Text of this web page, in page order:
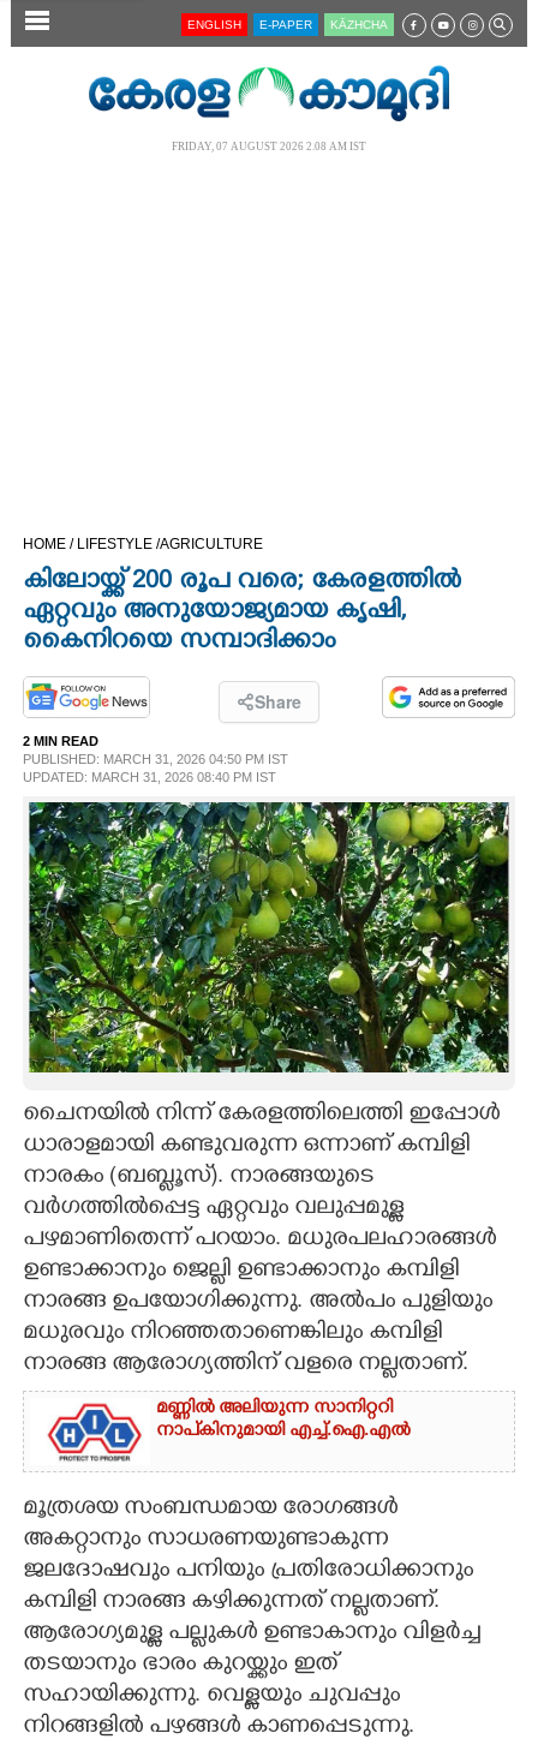
SECTIONS
OPINION
PHOTOS
LIFESTYLE
SPIRITUAL
INFO+
ART
ASTRO
CARTOONS
LITERATURE
CONTACT US
ENGLISH E-PAPER KĀZHCHA
FRIDAY, 07 AUGUST 2026 2.08 AM IST
HOME / LIFESTYLE /AGRICULTURE
കിലോയ്ക്ക് 200 രൂപ വരെ; കേരളത്തിൽ
ഏറ്റവും അനുയോജ്യമായ കൃഷി,
കെെനിറയെ സമ്പാദിക്കാം
Share
2 MIN READ
PUBLISHED: MARCH 31, 2026 04:50 PM IST
UPDATED: MARCH 31, 2026 08:40 PM IST
ചെെനയിൽ നിന്ന് കേരളത്തിലെത്തി ഇപ്പോൾ
ധാരാളമായി കണ്ടുവരുന്ന ഒന്നാണ് കമ്പിളി
നാരകം (ബബ്ലൂസ്). നാരങ്ങയുടെ
വർഗത്തിൽപ്പെട്ട ഏറ്റവും വലുപ്പമുള്ള
പഴമാണിതെന്ന് പറയാം. മധുരപലഹാരങ്ങൾ
ഉണ്ടാക്കാനും ജെല്ലി ഉണ്ടാക്കാനും കമ്പിളി
നാരങ്ങ ഉപയോഗിക്കുന്നു. അൽപം പുളിയും
മധുരവും നിറഞ്ഞതാണെങ്കിലും കമ്പിളി
നാരങ്ങ ആരോഗ്യത്തിന് വളരെ നല്ലതാണ്.
മണ്ണിൽ അലിയുന്ന സാനിറ്ററി
നാപ്കിനുമായി എച്ച്.ഐ.എൽ
മൂത്രശയ സംബന്ധമായ രോഗങ്ങൾ
അകറ്റാനും സാധരണയുണ്ടാകുന്ന
ജലദോഷവും പനിയും പ്രതിരോധിക്കാനും
കമ്പിളി നാരങ്ങ കഴിക്കുന്നത് നല്ലതാണ്.
ആരോഗ്യമുള്ള പല്ലുകൾ ഉണ്ടാകാനും വിളർച്ച
തടയാനും ഭാരം കുറയ്ക്കും ഇത്
സഹായിക്കുന്നു. വെള്ളയും ചുവപ്പും
നിറങ്ങളിൽ പഴങ്ങൾ കാണപ്പെടുന്നു.